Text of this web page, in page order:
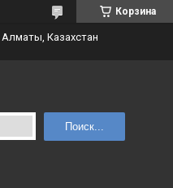
Корзина
Казахстан
Поиск...